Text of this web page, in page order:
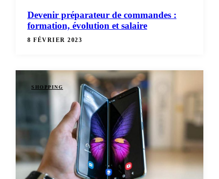
Devenir préparateur de commandes :
formation, évolution et salaire
8 FÉVRIER 2023
SHOPPING